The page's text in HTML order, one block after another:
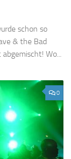
schon so
& the Bad
Wo...
0